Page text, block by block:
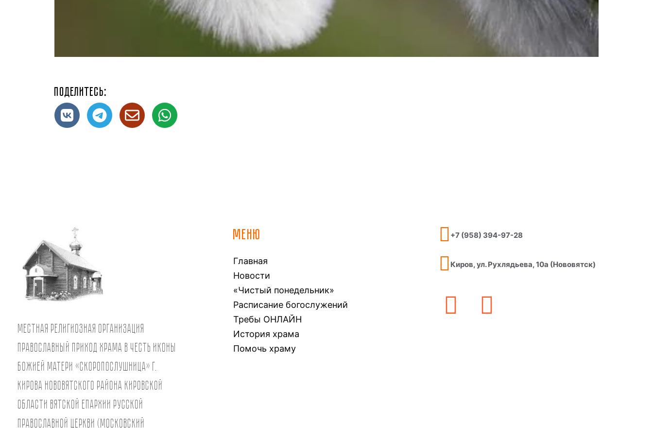
Поделитесь:
Местная религиозная организация
православный Приход храма в честь иконы
Божией Матери «Скоропослушница» г.
Кирова Нововятского района Кировской
области Вятской Епархии Русской
Православной Церкви (Московский
МЕНЮ
Главная
Новости
«Чистый понедельник»
Расписание богослужений
Требы ОНЛАЙН
История храма
Помочь храму
+7 (958) 394-97-28
Киров, ул. Рухлядьева, 10а (Нововятск)